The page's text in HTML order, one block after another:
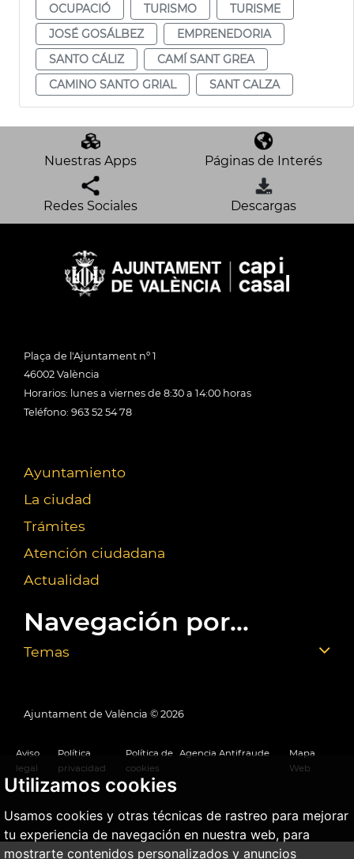
Utilizamos cookies
Usamos cookies y otras técnicas de rastreo para mejorar
tu experiencia de navegación en nuestra web, para
mostrarte contenidos personalizados y anuncios
OCUPACIÓ
TURISMO
TURISME
JOSÉ GOSÁLBEZ
EMPRENEDORIA
SANTO CÁLIZ
CAMÍ SANT GREA
CAMINO SANTO GRIAL
SANT CALZA
Nuestras Apps Páginas de Interés
Redes Sociales Descargas
Plaça de l'Ajuntament nº 1
46002 València
Horarios: lunes a viernes de 8:30 a 14:00 horas
Teléfono: 963 52 54 78
Ayuntamiento
La ciudad
Trámites
Atención ciudadana
Actualidad
Navegación por...
Temas
Ajuntament de València © 2026
Aviso
legal
Política
privacidad
Política de
cookies
Agencia Antifraude
Mapa
Web